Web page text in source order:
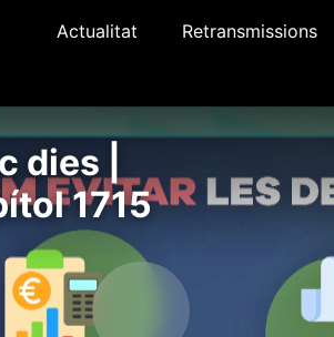
Actualitat Retransmissions
dies |
1715